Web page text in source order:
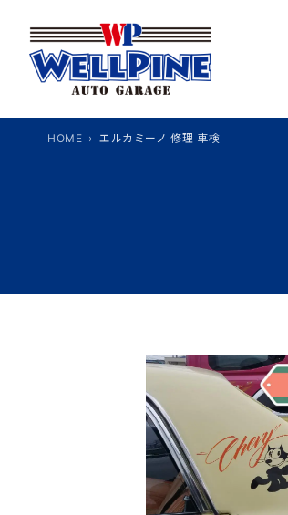
キ
HOME エルカミーノ 修理 車検